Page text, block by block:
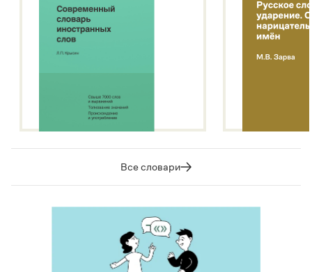
Все словари